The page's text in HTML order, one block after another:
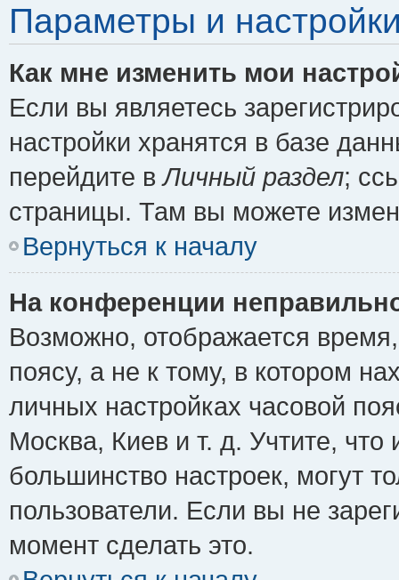
Параметры и
Как мне изменить мои
Если вы являетесь
настройки хранятся в базе
перейдите вЛичный раздел;
страницы. Там вы можете
Вернуться к началу
На конференции
Возможно, отображается
поясу, а не к тому, в котором
личных настройках часовой
Москва, Киев и т. д. Учтите, что
большинство настроек, могут
пользователи. Если вы не
момент сделать это.